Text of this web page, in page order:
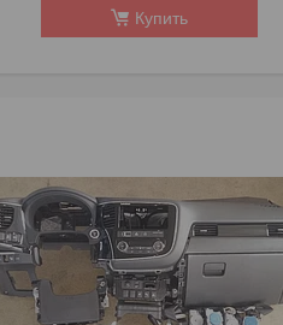
Купить